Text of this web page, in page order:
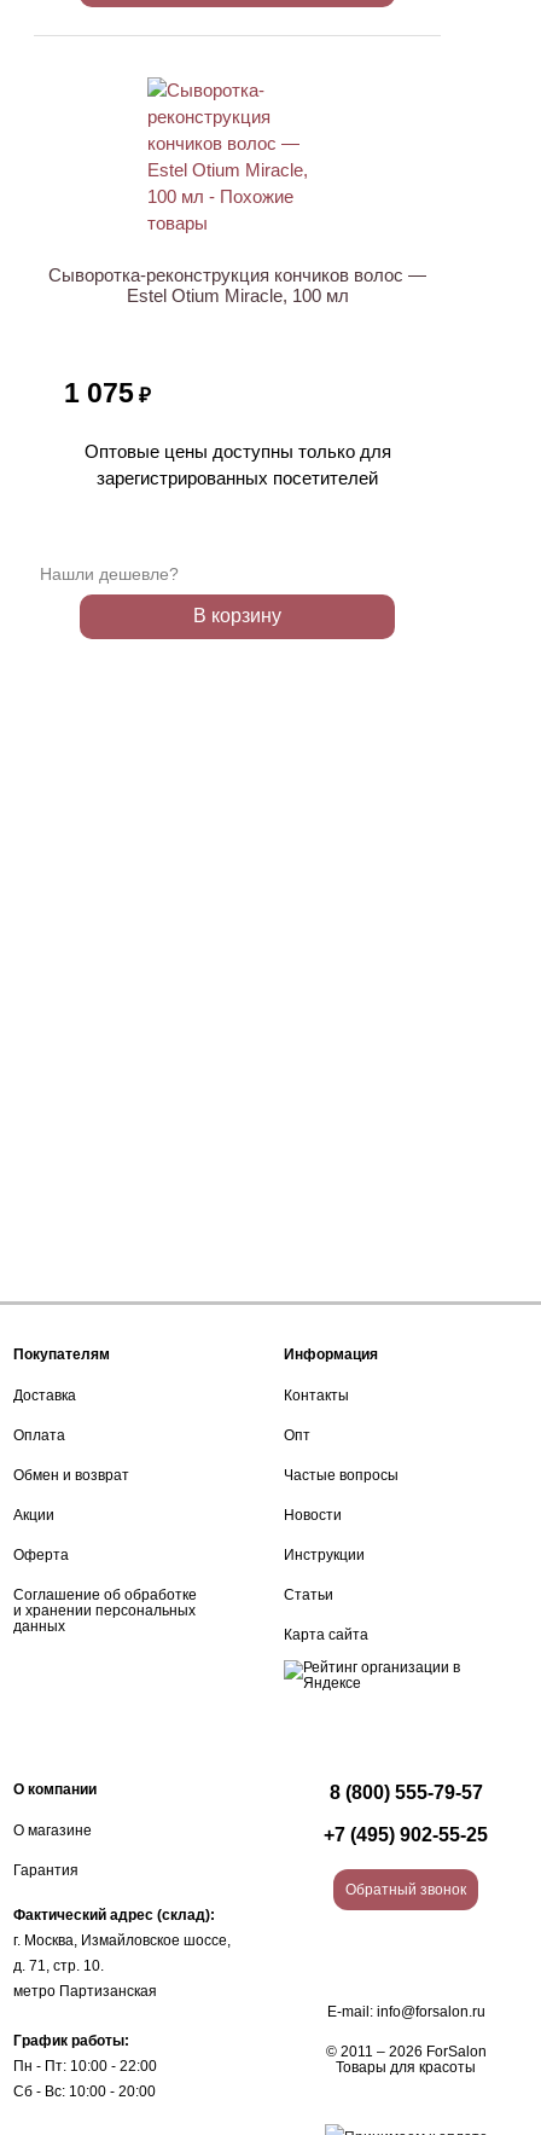
Сыворотка-реконструкция кончиков волос —
Estel Otium Miracle, 100 мл
1 075 ₽
Оптовые цены доступны только для
зарегистрированных посетителей
Нашли дешевле?
В корзину
Покупателям
Доставка
Оплата
Обмен и возврат
Акции
Оферта
Соглашение об обработке
и хранении персональных
данных
Информация
Контакты
Опт
Частые вопросы
Новости
Инструкции
Статьи
Карта сайта
О компании
О магазине
Гарантия
Фактический адрес (склад):
г. Москва, Измайловское шоссе,
д. 71, стр. 10.
метро Партизанская
График работы:
Пн - Пт: 10:00 - 22:00
Сб - Вс: 10:00 - 20:00
8 (800) 555-79-57
+7 (495) 902-55-25
Обратный звонок
E-mail: info@forsalon.ru
© 2011 – 2026 ForSalon
Товары для красоты